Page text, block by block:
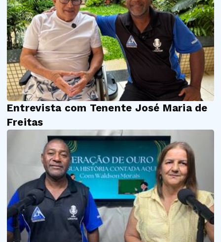
Entrevista com Tenente José Maria de
Freitas